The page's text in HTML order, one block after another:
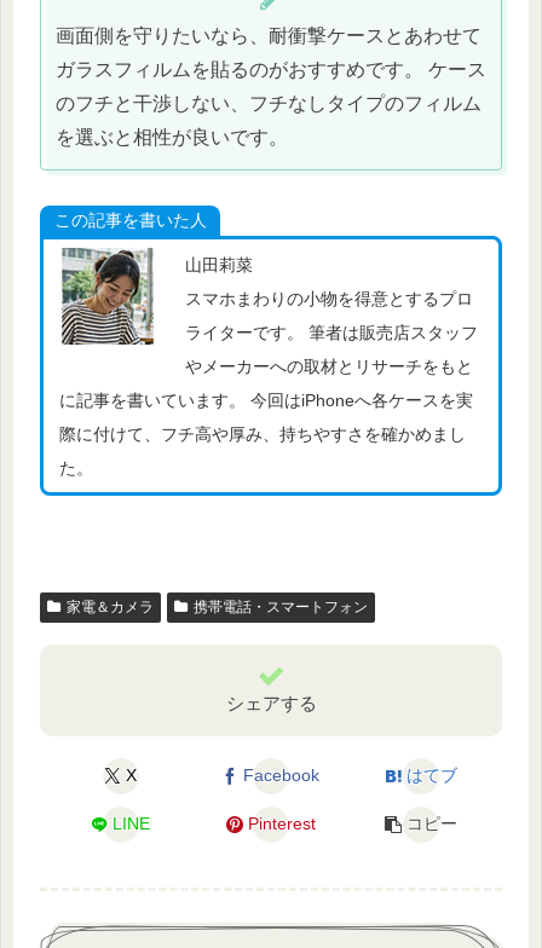
画面側を守りたいなら、耐衝撃ケースとあわせて
ガラスフィルムを貼るのがおすすめです。 ケース
のフチと干渉しない、フチなしタイプのフィルム
を選ぶと相性が良いです。
この記事を書いた人
山田莉菜
スマホまわりの小物を得意とするプロ
ライターです。 筆者は販売店スタッフ
やメーカーへの取材とリサーチをもと
に記事を書いています。 今回はiPhoneへ各ケースを実
際に付けて、フチ高や厚み、持ちやすさを確かめまし
た。
家電＆カメラ 携帯電話・スマートフォン
シェアする
X Facebook はてブ
LINE Pinterest コピー